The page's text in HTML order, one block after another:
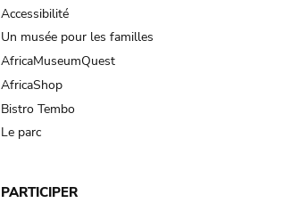
Accessibilité
Un musée pour les familles
AfricaMuseumQuest
AfricaShop
Bistro Tembo
Le parc
PARTICIPER